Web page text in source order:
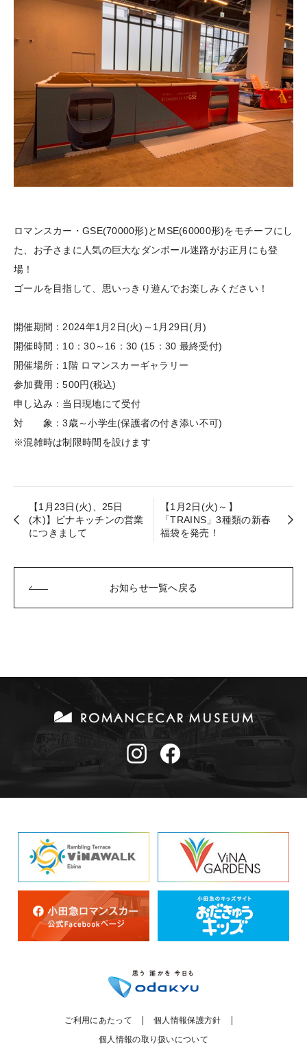
ロマンスカー・GSE(70000形)とMSE(60000形)をモチーフにし
た、お子さまに人気の巨大なダンボール迷路がお正月にも登
場！
ゴールを目指して、思いっきり遊んでお楽しみください！
開催期間：2024年1月2日(火)～1月29日(月)
開催時間：10：30～16：30 (15：30 最終受付)
開催場所：1階 ロマンスカーギャラリー
参加費用：500円(税込)
申し込み：当日現地にて受付
対 象：3歳～小学生(保護者の付き添い不可)
※混雑時は制限時間を設けます
【1月23日(火)、25日
(木)】ビナキッチンの営業
につきまして
【1月2日(火)～】
「TRAINS」3種類の新春
福袋を発売！
お知らせ一覧へ戻る
ご利用にあたって
個人情報保護方針
個人情報の取り扱いについて